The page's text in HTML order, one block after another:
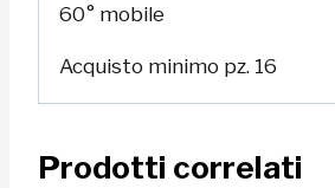
mobile
60° mobile
Acquisto minimo pz. 16
Prodotti correlati